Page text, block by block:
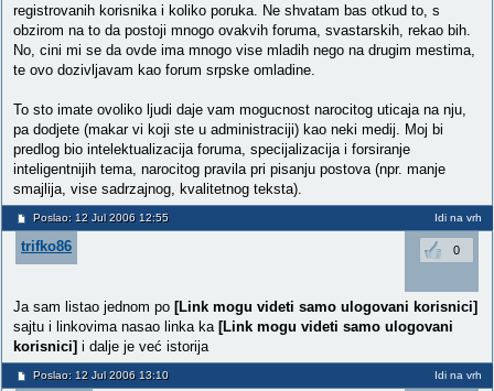
registrovanih korisnika i koliko poruka. Ne shvatam bas otkud to, s
obzirom na to da postoji mnogo ovakvih foruma, svastarskih, rekao bih.
No, cini mi se da ovde ima mnogo vise mladih nego na drugim mestima,
te ovo dozivljavam kao forum srpske omladine.
To sto imate ovoliko ljudi daje vam mogucnost narocitog uticaja na nju,
pa dodjete (makar vi koji ste u administraciji) kao neki medij. Moj bi
predlog bio intelektualizacija foruma, specijalizacija i forsiranje
inteligentnijih tema, narocitog pravila pri pisanju postova (npr. manje
smajlija, vise sadrzajnog, kvalitetnog teksta).
Poslao: 12 Jul 2006 12:55 Idi na vrh
trifko86 0
Ja sam listao jednom po [Link mogu videti samo ulogovani korisnici]
sajtu i linkovima nasao linka ka [Link mogu videti samo ulogovani
korisnici] i dalje je već istorija
Poslao: 12 Jul 2006 13:10 Idi na vrh